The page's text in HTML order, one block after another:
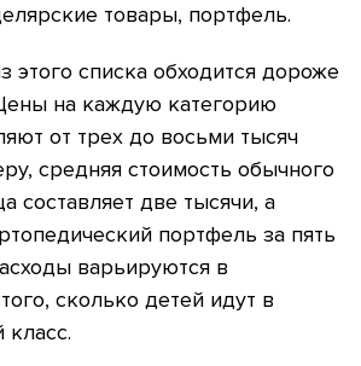
товары, портфель.
этого списка обходится дороже
на каждую категорию
от трех до восьми тысяч
средняя стоимость обычного
составляет две тысячи, а
портфель за пять
варьируются в
сколько детей идут в